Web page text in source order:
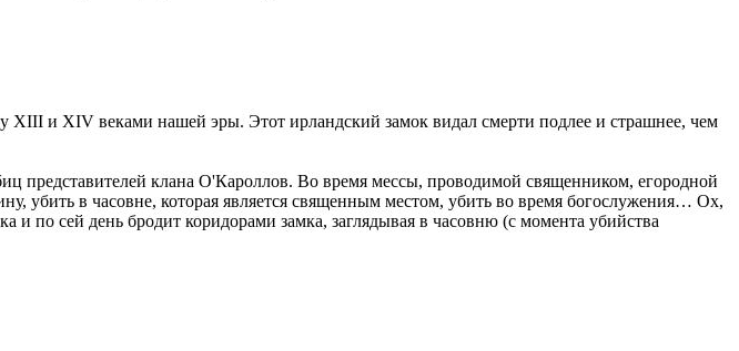
и XIV веками нашей эры. Этот ирландский замок видал смерти подлее и страшнее, чем
представителей клана О'Кароллов. Во время мессы, проводимой священником, егородной
убить в часовне, которая является священным местом, убить во время богослужения… Ох,
по сей день бродит коридорами замка, заглядывая в часовню (с момента убийства